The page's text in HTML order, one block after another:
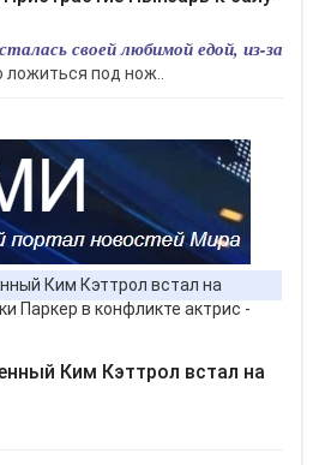
своей любимой едой, из-за
ложиться под нож..